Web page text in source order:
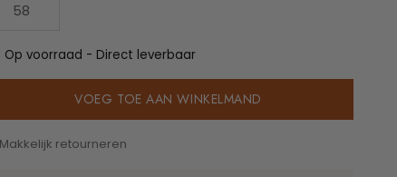
58
Op voorraad - Direct leverbaar
VOEG TOE AAN WINKELMAND
Betaal zoals je wilt vooraf, of achteraf met Klarna